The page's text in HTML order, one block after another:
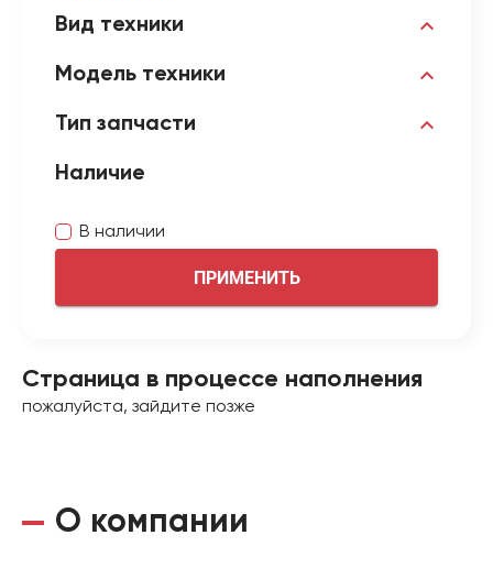
Вид техники
Модель техники
Тип запчасти
Наличие
В наличии
ПРИМЕНИТЬ
Страница в процессе наполнения
пожалуйста, зайдите позже
О компании